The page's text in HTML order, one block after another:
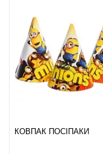
КОВПАК ПОСІПАКИ